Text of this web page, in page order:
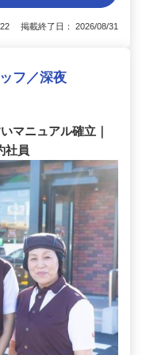
掲載終了日： 2026/08/31
フ／深夜
マニュアル確立｜
社員